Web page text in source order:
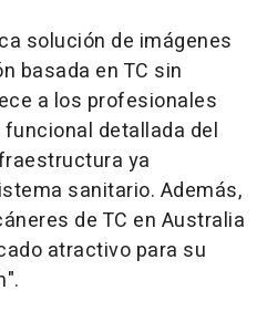
solución de imágenes
basada en TC sin
a los profesionales
detallada del
ya
sanitario. Además,
de TC en Australia
atractivo para su